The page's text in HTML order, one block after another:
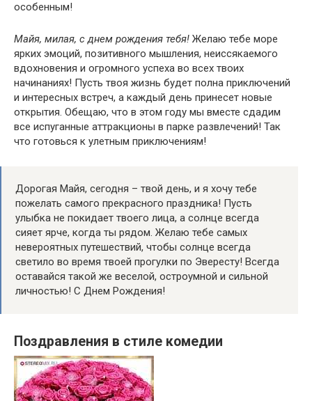
особенным!
Майя, милая, с днем рождения тебя! Желаю тебе море
ярких эмоций, позитивного мышления, неиссякаемого
вдохновения и огромного успеха во всех твоих
начинаниях! Пусть твоя жизнь будет полна приключений
и интересных встреч, а каждый день принесет новые
открытия. Обещаю, что в этом году мы вместе сдадим
все испуганные аттракционы в парке развлечений! Так
что готовься к улетным приключениям!
Дорогая Майя, сегодня – твой день, и я хочу тебе
пожелать самого прекрасного праздника! Пусть
улыбка не покидает твоего лица, а солнце всегда
сияет ярче, когда ты рядом. Желаю тебе самых
невероятных путешествий, чтобы солнце всегда
светило во время твоей прогулки по Эвересту! Всегда
оставайся такой же веселой, остроумной и сильной
личностью! С Днем Рождения!
Поздравления в стиле комедии